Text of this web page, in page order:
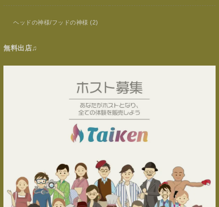
ヘッドの神様/フッドの神様 (2)
無料出店♫